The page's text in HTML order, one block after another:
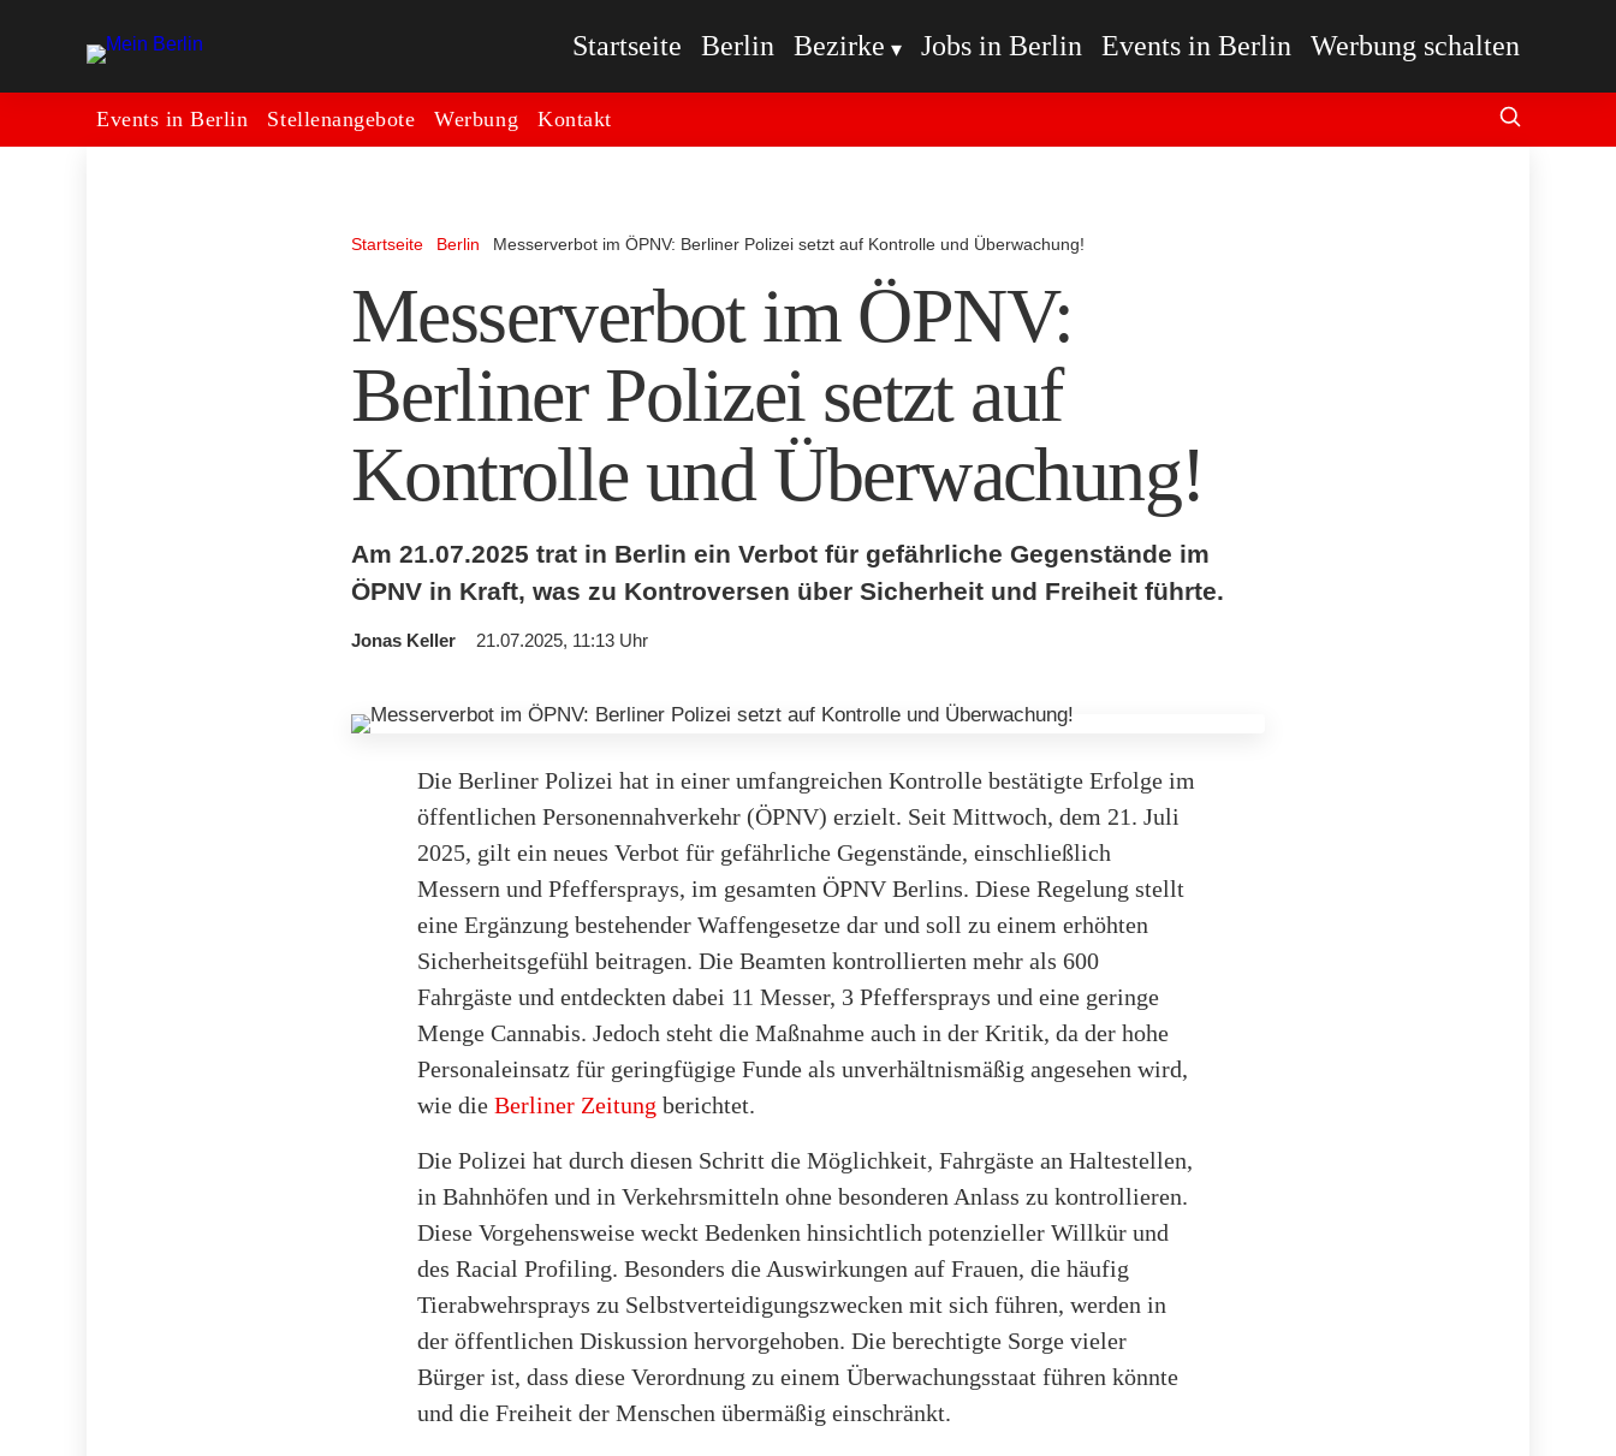
Startseite Berlin Bezirke Jobs in Berlin Events in Berlin Werbung schalten
Events in Berlin Stellenangebote Werbung Kontakt
Startseite Berlin Messerverbot im ÖPNV: Berliner Polizei setzt auf Kontrolle und Überwachung!
Messerverbot im ÖPNV:
Berliner Polizei setzt auf
Kontrolle und Überwachung!
Am 21.07.2025 trat in Berlin ein Verbot für gefährliche Gegenstände im
ÖPNV in Kraft, was zu Kontroversen über Sicherheit und Freiheit führte.
Jonas Keller 21.07.2025, 11:13 Uhr
Die Berliner Polizei hat in einer umfangreichen Kontrolle bestätigte Erfolge im
öffentlichen Personennahverkehr (ÖPNV) erzielt. Seit Mittwoch, dem 21. Juli
2025, gilt ein neues Verbot für gefährliche Gegenstände, einschließlich
Messern und Pfeffersprays, im gesamten ÖPNV Berlins. Diese Regelung stellt
eine Ergänzung bestehender Waffengesetze dar und soll zu einem erhöhten
Sicherheitsgefühl beitragen. Die Beamten kontrollierten mehr als 600
Fahrgäste und entdeckten dabei 11 Messer, 3 Pfeffersprays und eine geringe
Menge Cannabis. Jedoch steht die Maßnahme auch in der Kritik, da der hohe
Personaleinsatz für geringfügige Funde als unverhältnismäßig angesehen wird,
wie die Berliner Zeitung berichtet.
Die Polizei hat durch diesen Schritt die Möglichkeit, Fahrgäste an Haltestellen,
in Bahnhöfen und in Verkehrsmitteln ohne besonderen Anlass zu kontrollieren.
Diese Vorgehensweise weckt Bedenken hinsichtlich potenzieller Willkür und
des Racial Profiling. Besonders die Auswirkungen auf Frauen, die häufig
Tierabwehrsprays zu Selbstverteidigungszwecken mit sich führen, werden in
der öffentlichen Diskussion hervorgehoben. Die berechtigte Sorge vieler
Bürger ist, dass diese Verordnung zu einem Überwachungsstaat führen könnte
und die Freiheit der Menschen übermäßig einschränkt.